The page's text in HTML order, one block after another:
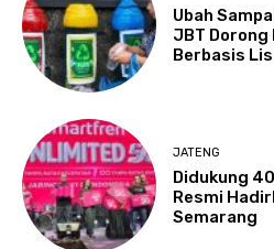
Ubah
JBT Dorong
Berbasis
JATENG
Didukung
Resmi
Semarang